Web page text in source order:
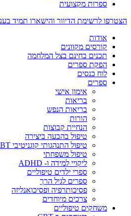
ספרות מקצועית
הצטרפו לרשימת הדיוור והישארו תמיד
אודות
קורסים מקוונים
תכנים בחינם בצל המלחמה
הפקת ספרים
לוח כנסים
ספרים
אימון אישי
בריאות
בריאות הנפש
הורות
הנחיית קבוצות
טיפול בהבעה ביצירה
טיפול התנהגותי קוגניטיבי CBT
טיפול משפחתי
ליקויי למידה ו- ADHD
ספרי ילדים טיפוליים
ספרים לגיל הרך
פסיכותרפיה ופסיכואנליזה
צרכים מיוחדים
משחקים טיפוליים